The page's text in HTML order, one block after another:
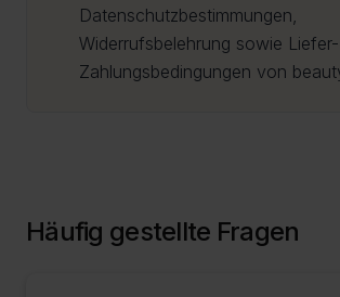
Datenschutzbestimmungen,
Widerrufsbelehrung sowie
Zahlungsbedingungen von
Häufig gestellte Fragen